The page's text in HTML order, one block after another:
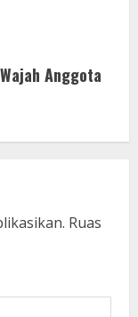
Anggota
Ruas